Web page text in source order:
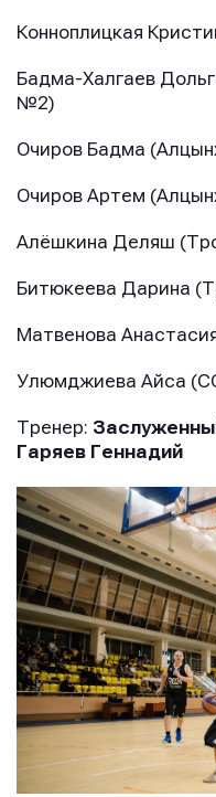
Конноплицкая
Бадма-Халгаев
№2)
Очиров Бадма
Очиров Артем
Алёшкина Деляш
Битюкеева Дарина
Матвенова
Улюмджиева Айса
Тренер:
Гаряев Геннадий